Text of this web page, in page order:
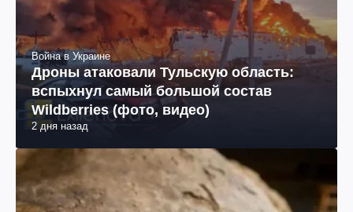
Война в Украине
Дроны атаковали Тульскую область:
вспыхнул самый большой состав
Wildberries (фото, видео)
2 дня назад